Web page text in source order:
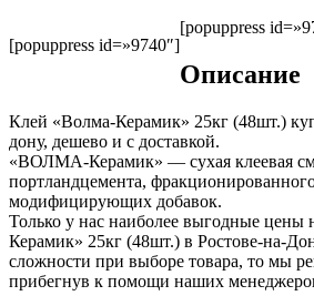
[popuppress id=»9740″]
[popuppress
Описание
Клей «Волма-Керамик» 25кг (48шт.)
дону, дешево и с доставкой.
«ВОЛМА-Керамик» — сухая клеевая
портландцемента,
модифицирующих добавок.
Только у нас наиболее выгодные цены
Керамик» 25кг (48шт.) в Ростове-на-
сложности при выборе товара, то мы
прибегнув к помощи наших